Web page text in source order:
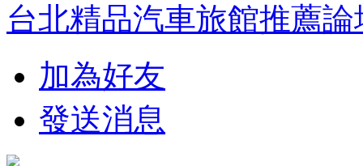
台北精品汽車旅館推薦論
加為好友
發送消息